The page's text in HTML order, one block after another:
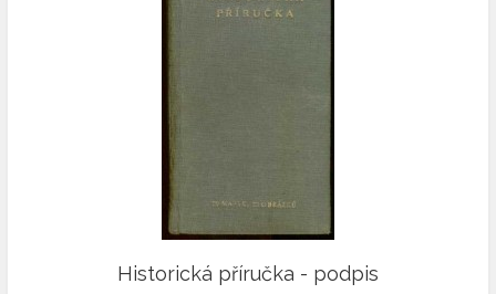
Historická příručka - podpis